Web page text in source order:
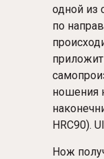
одной из
по
ношения
HRC90).
Нож